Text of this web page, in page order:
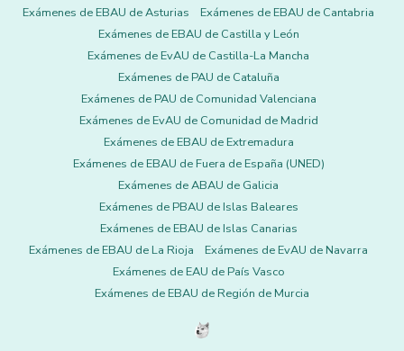
Exámenes de EBAU de Asturias
Exámenes de EBAU de Cantabria
Exámenes de EBAU de Castilla y León
Exámenes de EvAU de Castilla-La Mancha
Exámenes de PAU de Cataluña
Exámenes de PAU de Comunidad Valenciana
Exámenes de EvAU de Comunidad de Madrid
Exámenes de EBAU de Extremadura
Exámenes de EBAU de Fuera de España (UNED)
Exámenes de ABAU de Galicia
Exámenes de PBAU de Islas Baleares
Exámenes de EBAU de Islas Canarias
Exámenes de EBAU de La Rioja
Exámenes de EvAU de Navarra
Exámenes de EAU de País Vasco
Exámenes de EBAU de Región de Murcia